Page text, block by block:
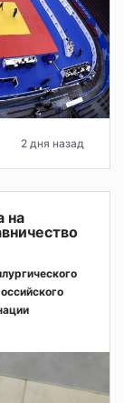
2 дня назад
на